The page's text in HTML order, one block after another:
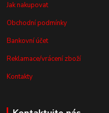
Jak nakupovat
Obchodní podmínky
Bankovní účet
Reklamace/vrácení zboží
Kontakty